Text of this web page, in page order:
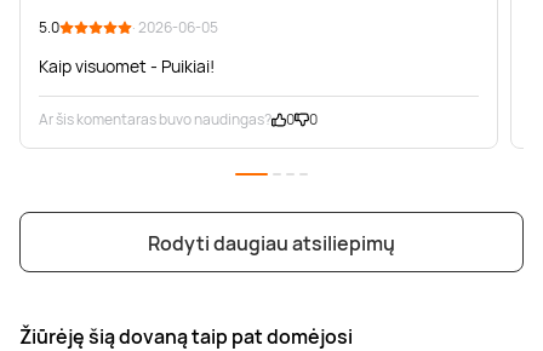
5.0 · 2026-06-05
Kaip visuomet - Puikiai!
Ar šis komentaras buvo naudingas? 0 0
Rodyti daugiau atsiliepimų
Žiūrėję šią dovaną taip pat domėjosi